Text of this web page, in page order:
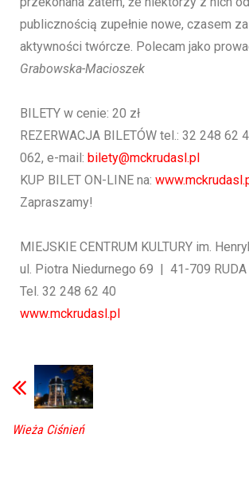
publicznością zupełnie nowe, czasem
aktywności twórcze. Polecam jako
Grabowska-Macioszek
BILETY w cenie: 20 zł
REZERWACJA BILETÓW tel.: 32 248 62
062, e-mail: bilety@mckrudasl.pl
KUP BILET ON-LINE na:
Zapraszamy!
MIEJSKIE CENTRUM KULTURY im.
ul. Piotra Niedurnego 69 | 41-709 RUDA
Tel. 32 248 62 40
www.mckrudasl.pl
Wieża Ciśnień